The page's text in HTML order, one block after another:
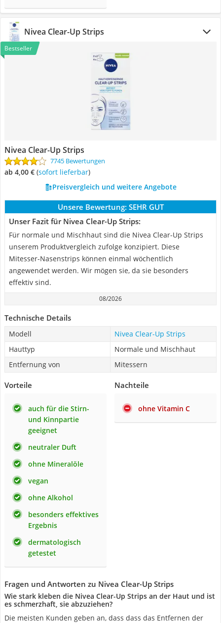
Nivea Clear-Up Strips
Bestseller
Nivea Clear-Up Strips
7745 Bewertungen
ab 4,00 € ( Sofort lieferbar)
Preisvergleich und weitere Angebote
Unsere Bewertung: SEHR GUT
Unser Fazit für Nivea Clear-Up Strips:
Für normale und Mischhaut sind die Nivea Clear-Up Strips
unserem Produktvergleich zufolge konzipiert. Diese
Mitesser-Nasenstrips können einmal wöchentlich
angewendet werden. Wir mögen sie, da sie besonders
effektiv sind.
08/2026
Technische Details
Modell
Nivea Clear-Up Strips
Hauttyp
Normale und Mischhaut
Entfernung von
Mitessern
Vorteile
auch für die Stirn-
und Kinnpartie
geeignet
neutraler Duft
ohne Mineralöle
vegan
ohne Alkohol
besonders effektives
Ergebnis
dermatologisch
getestet
Nachteile
ohne Vitamin C
Fragen und Antworten zu Nivea Clear-Up Strips
Wie stark kleben die Nivea Clear-Up Strips an der Haut und ist
es schmerzhaft, sie abzuziehen?
Die meisten Kunden geben an, dass dass das Entfernen der